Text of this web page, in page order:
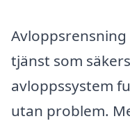
tjänst som
avloppssystem
utan problem.